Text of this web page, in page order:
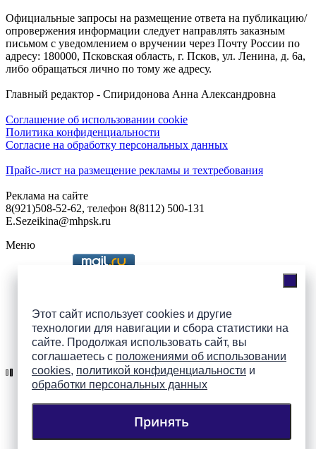
Этот сайт использует cookies и другие
технологии для навигации и сбора статистики на
сайте. Продолжая использовать сайт, вы
соглашаетесь с положениями об использовании
cookies, политикой конфиденциальности и
обработки персональных данных
Принять
Официальные запросы на размещение ответа на публикацию/
опровержения информации следует направлять заказным
письмом с уведомлением о вручении через Почту России по
адресу: 180000, Псковская область, г. Псков, ул. Ленина, д. 6а,
либо обращаться лично по тому же адресу.
Главный редактор - Спиридонова Анна Александровна
Соглашение об использовании cookie
Политика конфиденциальности
Согласие на обработку персональных данных
Прайс-лист на размещение рекламы и техтребования
Реклама на сайте
8(921)508-52-62, телефон 8(8112) 500-131
E.Sezeikina@mhpsk.ru
Меню
Подпишись на группы
ПАИ в соцсетях!